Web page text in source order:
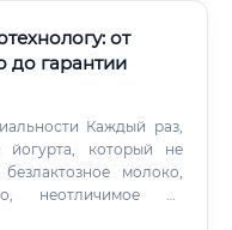
от
до гарантии
Каждый раз,
йогурта, который не
молоко,
неотличимое от